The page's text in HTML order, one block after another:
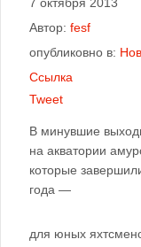
Автор: fesf
опубликовно в:
Ссылка
Tweet
В минувшие
на акватории
которые
года —
для юных